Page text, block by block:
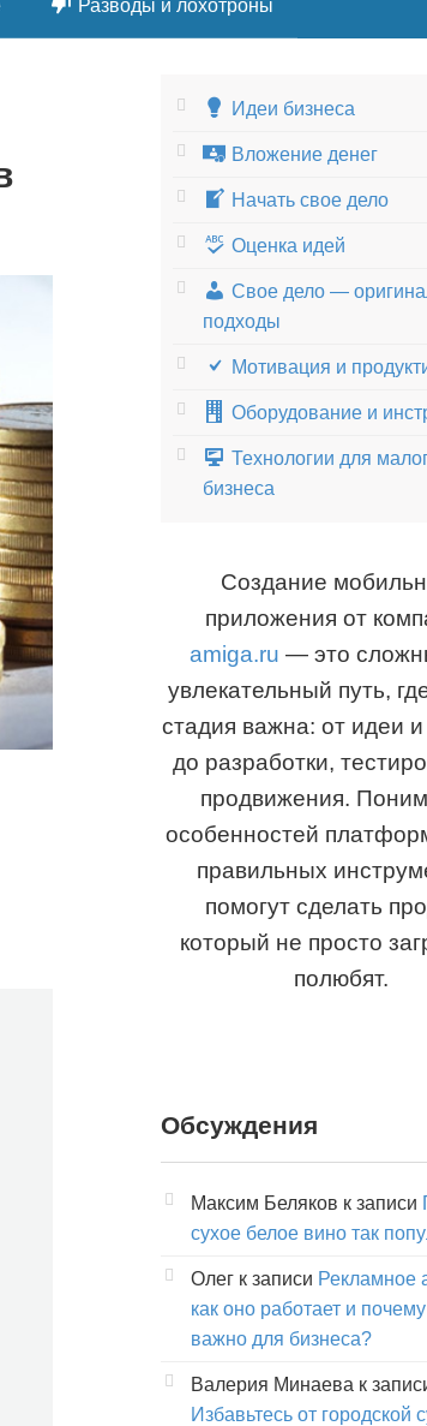
Разводы и лохотроны
Идеи бизнеса
Вложение денег
Начать свое дело
Оценка идей
Свое дело —
подходы
Мотивация и
Оборудование и
Технологии для
бизнеса
Создание
приложения от
amiga.ru — это
увлекательный путь,
стадия важна: от идеи
до разработки,
продвижения.
особенностей
правильных
помогут сделать
который не просто
полюбят.
Обсуждения
Максим Беляков к записи
сухое белое вино так
Олег к записи Рекламное
как оно работает и
важно для бизнеса?
Валерия Минаева к
Избавьтесь от городской